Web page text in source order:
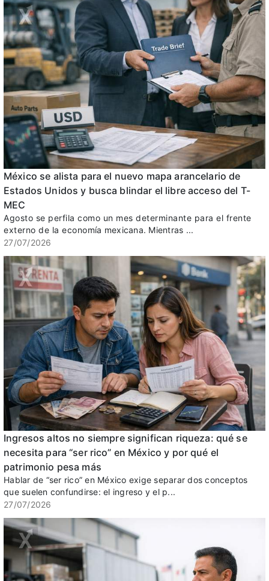
México se alista para el nuevo mapa arancelario de
Estados Unidos y busca blindar el libre acceso del T-
MEC
Agosto se perfila como un mes determinante para el frente
externo de la economía mexicana. Mientras ...
27/07/2026
Ingresos altos no siempre significan riqueza: qué se
necesita para “ser rico” en México y por qué el
patrimonio pesa más
Hablar de “ser rico” en México exige separar dos conceptos
que suelen confundirse: el ingreso y el p...
27/07/2026